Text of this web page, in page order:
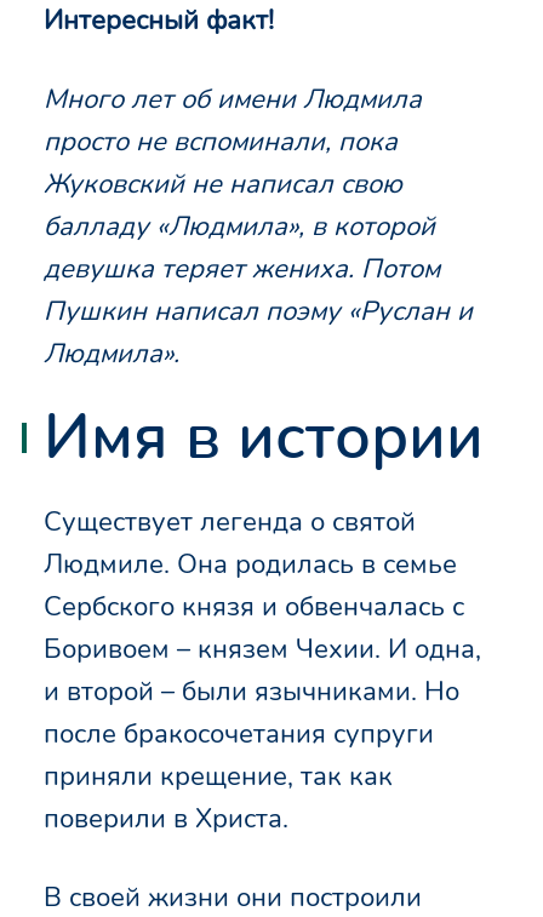
Интересный факт!
Много лет об имени Людмила
просто не вспоминали, пока
Жуковский не написал свою
балладу «Людмила», в которой
девушка теряет жениха. Потом
Пушкин написал поэму «Руслан и
Людмила».
Имя в истории
Существует легенда о святой
Людмиле. Она родилась в семье
Сербского князя и обвенчалась с
Боривоем – князем Чехии. И одна,
и второй – были язычниками. Но
после бракосочетания супруги
приняли крещение, так как
поверили в Христа.
В своей жизни они построили